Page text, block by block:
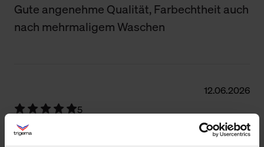
Gute angenehme Qualität, Farbechtheit auch
nach mehrmaligem Waschen
12.06.2026
5
Shirt gefällt mir gut